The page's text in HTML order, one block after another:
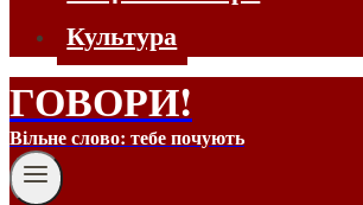
Культура
ГОВОРИ!
Вільне слово: тебе почують